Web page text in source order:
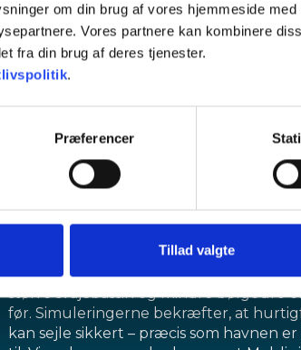
om din brug af vores hjemmeside
Vores partnere kan kombinere
fra din brug af deres tjenester.
.
Præferencer
Tillad valgte
indsejling som i det tidligere havnelayout.
blev afslået.
Hos Rønne Havn understreges det, at
udbygningen har givet Bornholm en
robust og fleksibel end tidligere:
“Udbygningen har givet bedre
større svajebassin og mindre bølgeuro
før. Simuleringerne bekræfter, at
kan sejle sikkert – præcis som havnen